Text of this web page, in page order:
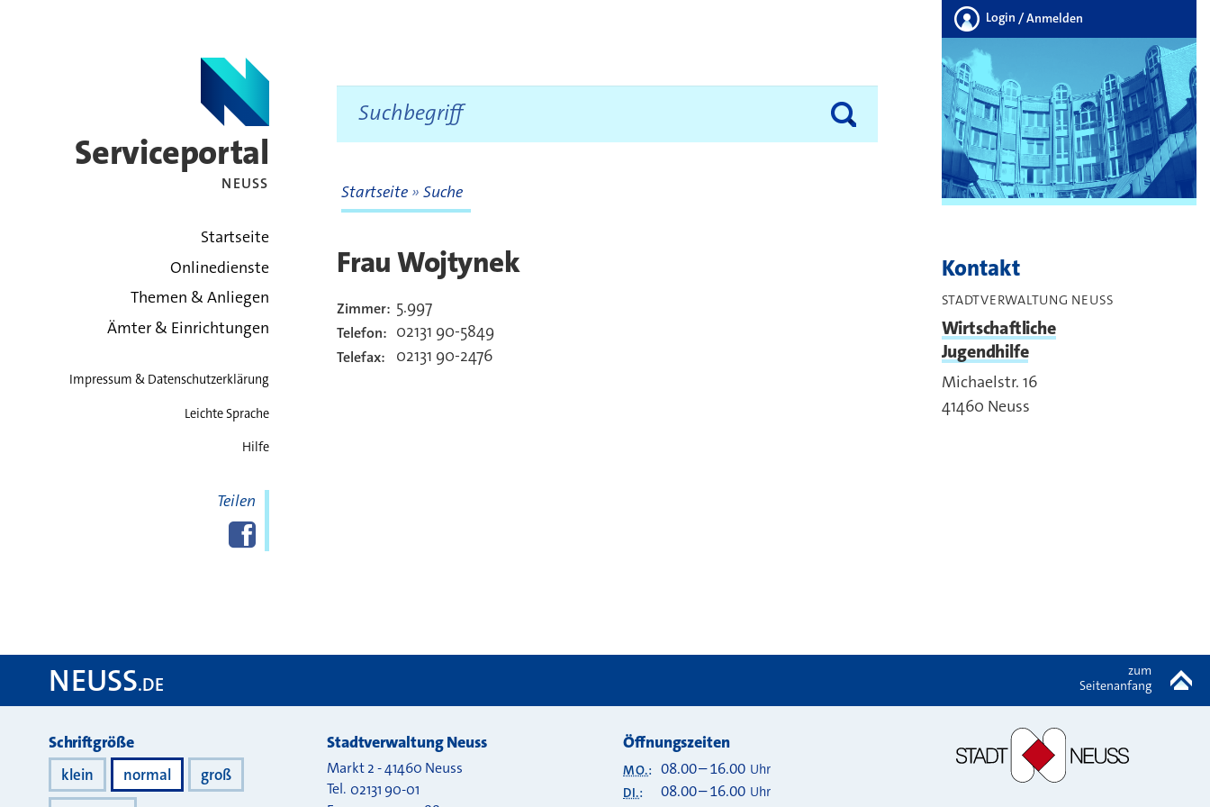
Serviceportal
NEUSS
zurück zur Startseite
Startseite
Onlinedienste
Themen & Anliegen
Ämter & Einrichtungen
Impressum & Datenschutzerklärung
Leichte Sprache
Hilfe
Teilen
Diese Seite bei
Facebook
teilen
Login / Anmelden
Startseite Suche
Frau Wojtynek
Kontakt
Zimmer: 5.997
Telefon: 02131 90-5849
Telefax: 02131 90-2476
Kontakt
STADTVERWALTUNG NEUSS
Wirtschaftliche
Jugendhilfe
Michaelstr. 16
41460 Neuss
NEUSS.DE
zum
Seitenanfang
Darstellung
Schriftgröße
klein normal
groß
Stadtverwaltung Neuss
Markt 2-41460 Neuss
Tel. 02131 90-01
Öffnungszeiten
MO.: 08.00–16.00 Uhr
DI.: 08.00–16.00 Uhr